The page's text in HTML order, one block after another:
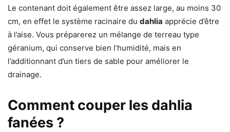
Le contenant doit également être assez large, au moins 30
cm, en effet le système racinaire du dahlia apprécie d’être
à l’aise. Vous préparerez un mélange de terreau type
géranium, qui conserve bien l’humidité, mais en
l’additionnant d’un tiers de sable pour améliorer le
drainage.
Comment couper les dahlia
fanées ?